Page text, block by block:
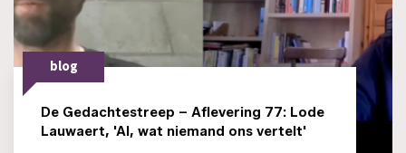
blog
De Gedachtestreep – Aflevering 77: Lode
Lauwaert, 'AI, wat niemand ons vertelt'